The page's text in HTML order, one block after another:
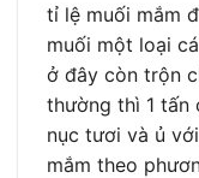
tỉ lệ muối mắm
muối một loại
ở đây còn trộn
thường thì 1 tấn
nục tươi và ủ
mắm theo